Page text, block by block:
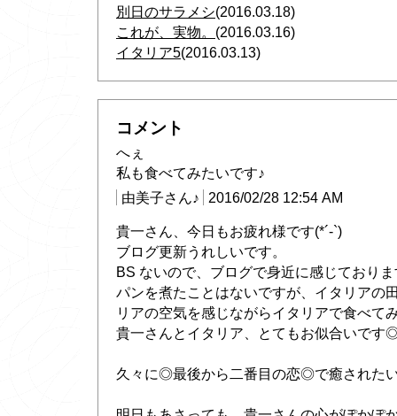
別日のサラメシ(2016.03.18)
これが、実物。 (2016.03.16)
イタリア5(2016.03.13)
コメント
へぇ
私も食べてみたいです♪
由美子さん♪
2016/02/28 12:54 AM
貴一さん、今日もお疲れ様です(*´-`)
ブログ更新うれしいです。
BS ないので、ブログで身近に感じており
パンを煮たことはないですが、イタリアの
リアの空気を感じながらイタリアで食べて
貴一さんとイタリア、とてもお似合いです
久々に◎最後から二番目の恋◎で癒された